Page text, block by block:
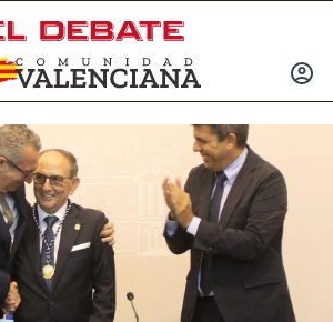
INICIAR